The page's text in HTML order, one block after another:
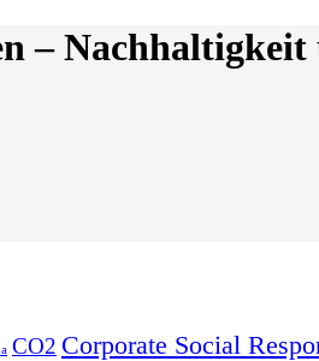
– Nachhaltigkeit
CO2 Corporate Social